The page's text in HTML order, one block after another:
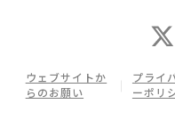
ウェブサイトか
らのお願い
プライ
ーポリ